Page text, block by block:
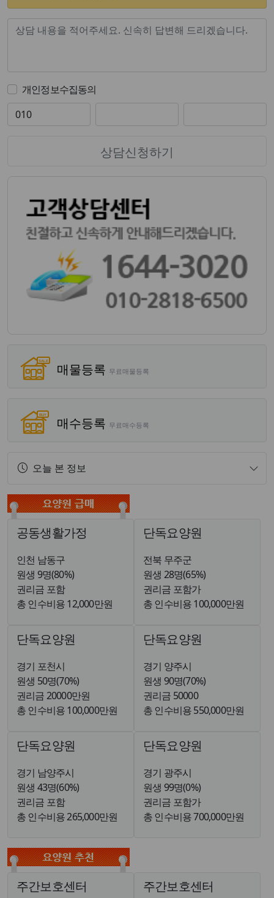
개인정보수집동의
상담신청하기
매물등록 무료매물등록
매수등록 무료매수등록
오늘 본 정보
공동생활가정
인천 남동구
원생 9명(80%)
권리금 포함
총 인수비용 12,000만원
단독요양원
전북 무주군
원생 28명(65%)
권리금 포함가
총 인수비용 100,000만원
단독요양원
경기 포천시
원생 50명(70%)
권리금 20000만원
총 인수비용 100,000만원
단독요양원
경기 양주시
원생 90명(70%)
권리금 50000
총 인수비용 550,000만원
단독요양원
경기 남양주시
원생 43명(60%)
권리금 포함
총 인수비용 265,000만원
단독요양원
경기 광주시
원생 99명(0%)
권리금 포함가
총 인수비용 700,000만원
주간보호센터 주간보호센터